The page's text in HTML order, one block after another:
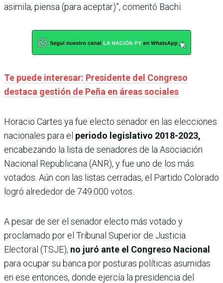
asimila, piensa (para aceptar)”, comentó Bachi.
Te puede interesar: Presidente del Congreso
destaca gestión de Peña en áreas sociales
Horacio Cartes ya fue electo senador en las elecciones
nacionales para el periodo legislativo 2018-2023,
encabezando la lista de senadores de la Asociación
Nacional Republicana (ANR), y fue uno de los más
votados. Aún con las listas cerradas, el Partido Colorado
logró alrededor de 749.000 votos.
A pesar de ser el senador electo más votado y
proclamado por el Tribunal Superior de Justicia
Electoral (TSJE), no juró ante el Congreso Nacional
para ocupar su banca por posturas políticas asumidas
en ese entonces, donde ejercía la presidencia del